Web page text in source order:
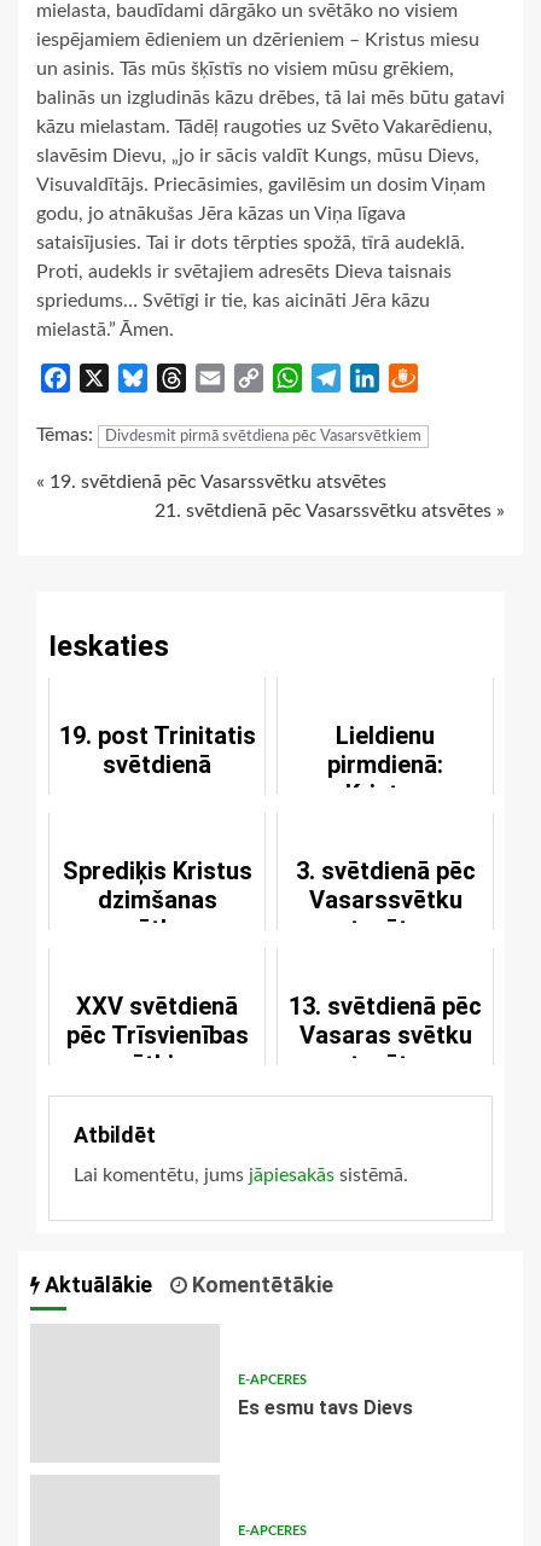
mielasta, baudīdami dārgāko un svētāko no visiem
iespējamiem ēdieniem un dzērieniem – Kristus miesu
un asinis. Tās mūs šķīstīs no visiem mūsu grēkiem,
balinās un izgludinās kāzu drēbes, tā lai mēs būtu gatavi
kāzu mielastam. Tādēļ raugoties uz Svēto Vakarēdienu,
slavēsim Dievu, „jo ir sācis valdīt Kungs, mūsu Dievs,
Visuvaldītājs. Priecāsimies, gavilēsim un dosim Viņam
godu, jo atnākušas Jēra kāzas un Viņa līgava
sataisījusies. Tai ir dots tērpties spožā, tīrā audeklā.
Proti, audekls ir svētajiem adresēts Dieva taisnais
spriedums… Svētīgi ir tie, kas aicināti Jēra kāzu
mielastā.” Āmen.
Facebook BlueskyThreads
Email
Copy
WhatsApp
TelegramLinkedIn
Tēmas: Divdesmit pirmā svētdiena pēc Vasarsvētkiem
Continue
« 19. svētdienā pēc Vasarssvētku atsvētes
21. svētdienā pēc Vasarssvētku atsvētes »
Ieskaties
19. post Trinitatis
svētdienā
Lieldienu
pirmdienā:
Kristus
Sprediķis Kristus
dzimšanas
svētkos
3. svētdienā pēc
Vasarssvētku
atsvētes
XXV svētdienā
pēc Trīsvienības
svētkiem
13. svētdienā pēc
Vasaras svētku
atsvētes
Atbildēt
Lai komentētu, jums jāpiesakās sistēmā.
Aktuālākie Komentētākie
E-APCERES
Es esmu tavs Dievs
E-APCERES